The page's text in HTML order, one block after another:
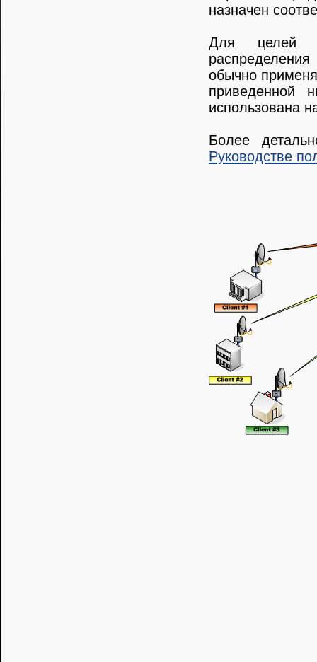
назначен
Для целей
обычно
приведенной
использована
Более
Руководстве